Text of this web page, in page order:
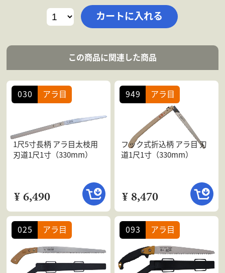
この商品に関連した商品
1尺5寸長柄 アラ目太枝用
刃道1尺1寸（330mm）
¥ 6,490
030 アラ目
フック式折込柄 アラ目 刃
道1尺1寸（330mm）
¥ 8,470
949 アラ目
025 アラ目 093 アラ目